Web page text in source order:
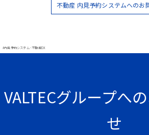
不動産 内見予約システムへのお
#内見予約システム - 不動産DX
VALTECグループへ
せ